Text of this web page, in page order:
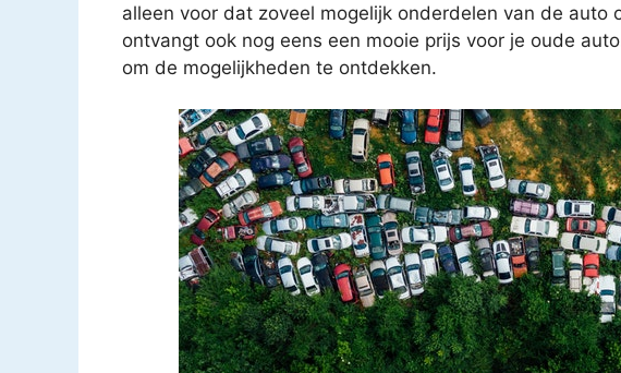
alleen voor dat zoveel mogelijk onderdelen van de auto
ontvangt ook nog eens een mooie prijs voor je oude
om de mogelijkheden te ontdekken.